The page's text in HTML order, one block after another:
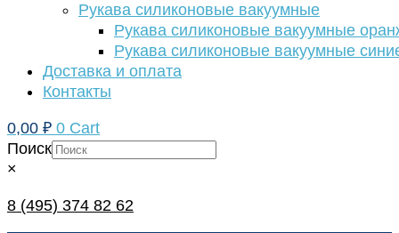
Рукава силиконовые вакуумные
Рукава силиконовые вакуумные
Рукава силиконовые вакуумные
Доставка и оплата
Контакты
0,00 ₽ 0 Cart
Поиск
×
8 (495) 374 82 62